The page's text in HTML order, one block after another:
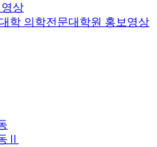
상
학 의학전문대학원 홍보영상
Ⅱ